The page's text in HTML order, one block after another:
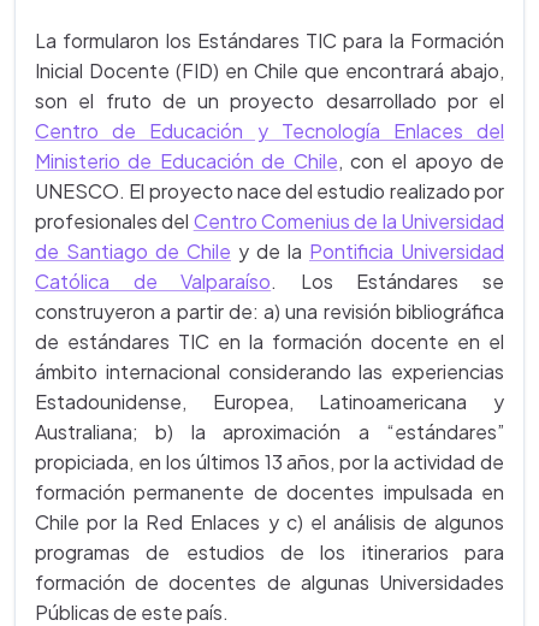
La formularon los Estándares TIC para la Formación
Inicial Docente (FID) en Chile que encontrará abajo,
son el fruto de un proyecto desarrollado por el
Centro de Educación y Tecnología Enlaces del
Ministerio de Educación de Chile, con el apoyo de
UNESCO. El proyecto nace del estudio realizado por
profesionales del Centro Comenius de la Universidad
de Santiago de Chile y de la Pontificia Universidad
Católica de Valparaíso. Los Estándares se
construyeron a partir de: a) una revisión bibliográfica
de estándares TIC en la formación docente en el
ámbito internacional considerando las experiencias
Estadounidense, Europea, Latinoamericana y
Australiana; b) la aproximación a “estándares”
propiciada, en los últimos 13 años, por la actividad de
formación permanente de docentes impulsada en
Chile por la Red Enlaces y c) el análisis de algunos
programas de estudios de los itinerarios para
formación de docentes de algunas Universidades
Públicas de este país.